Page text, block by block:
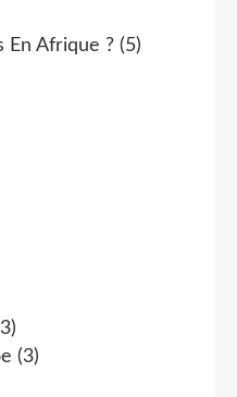
En Afrique ? (5)
(3)